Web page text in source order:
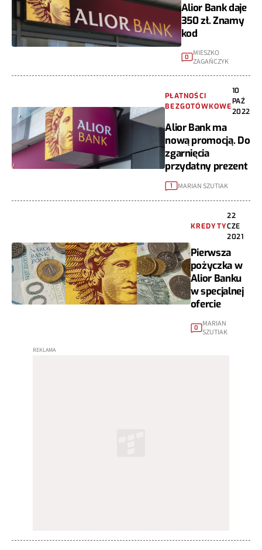
Alior Bank daje
350 zł. Znamy
kod
0 MIESZKO
ZAGAŃCZYK
PŁATNOŚCI
BEZGOTÓWKOWE
10
PAŹ
2022
Alior Bank ma
nową promocją. Do
zgarnięcia
przydatny prezent
1 MARIAN SZUTIAK
KREDYTY
22
CZE
2021
Pierwsza
pożyczka w
Alior Banku
w specjalnej
ofercie
0
MARIAN
SZUTIAK